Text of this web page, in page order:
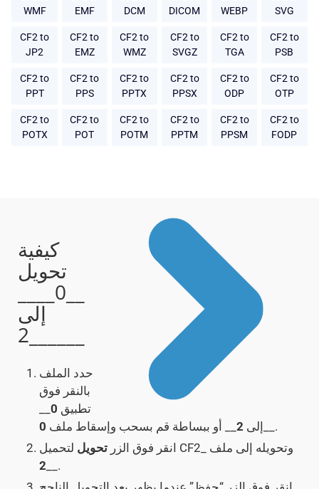
WMF
EMF
DCM
DICOM
WEBP
SVG
CF2 to
JP2
CF2 to
EMZ
CF2 to
WMZ
CF2 to
SVGZ
CF2 to
TGA
CF2 to
PSB
CF2 to
PPT
CF2 to
PPS
CF2 to
PPTX
CF2 to
PPSX
CF2 to
ODP
CF2 to
OTP
CF2 to
POTX
CF2 to
POT
CF2 to
POTM
CF2 to
PPTM
CF2 to
PPSM
CF2 to
FODP
كيفية
تحويل
__0____
إلى
حدد الملف
بالنقر فوق
تطبيق 0
إلى 2 __ أو ببساطة قم بسحب وإسقاط ملف 0
__.
انقر فوق الزر تحويل
لتحميل CF2_ وتحويله إلى ملف
2 __.